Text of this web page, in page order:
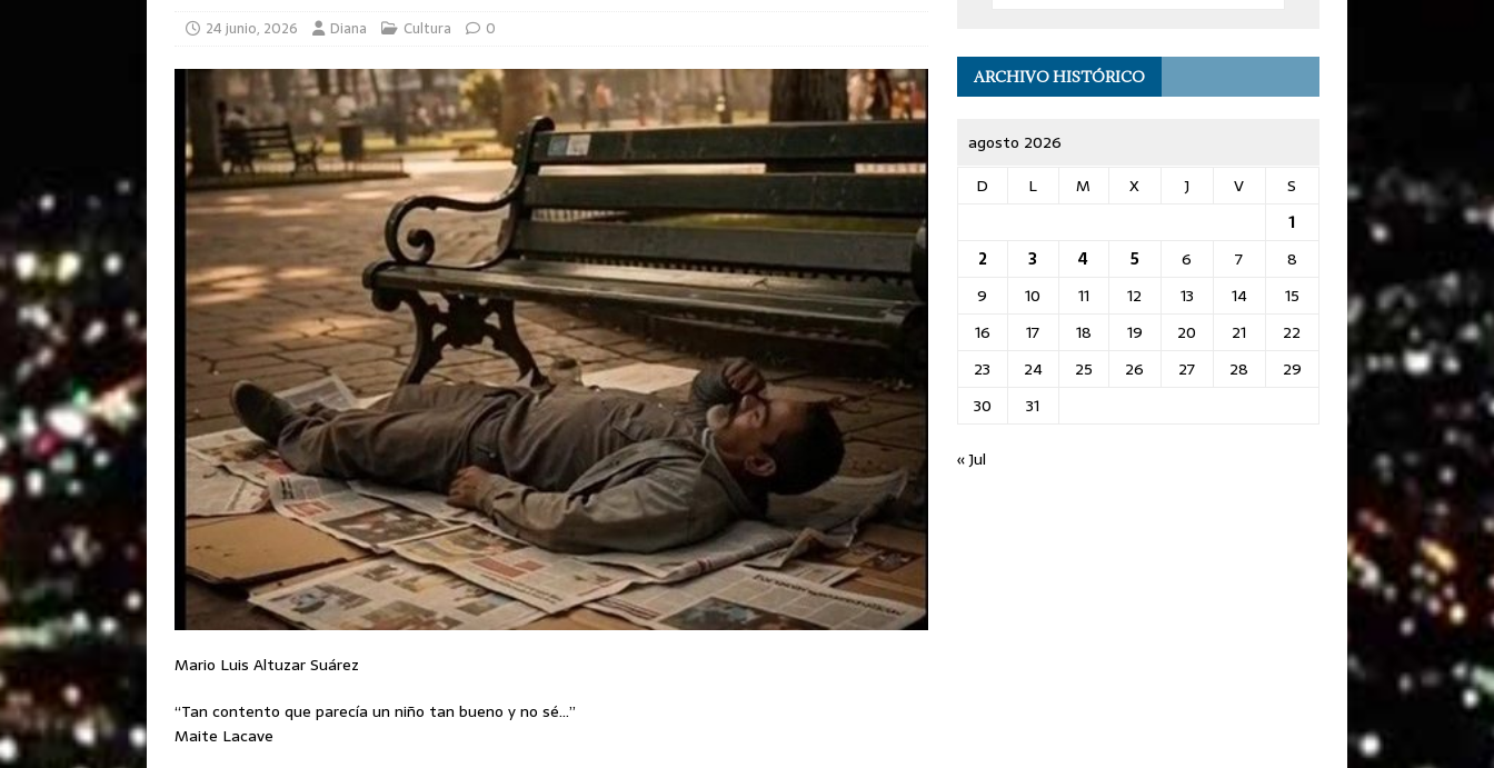
24 junio, 2026 Diana Cultura 0
Mario Luis Altuzar Suárez
“Tan contento que parecía un niño tan bueno y no sé…”
Maite Lacave
ARCHIVO HISTÓRICO
agosto 2026
D
L M X J V
S
1
2
3 4 5 6 7
8
9
10 11 12 13 14
15
16
17 18 19 20 21
22
23
24 25 26 27 28
29
30
31
« Jul